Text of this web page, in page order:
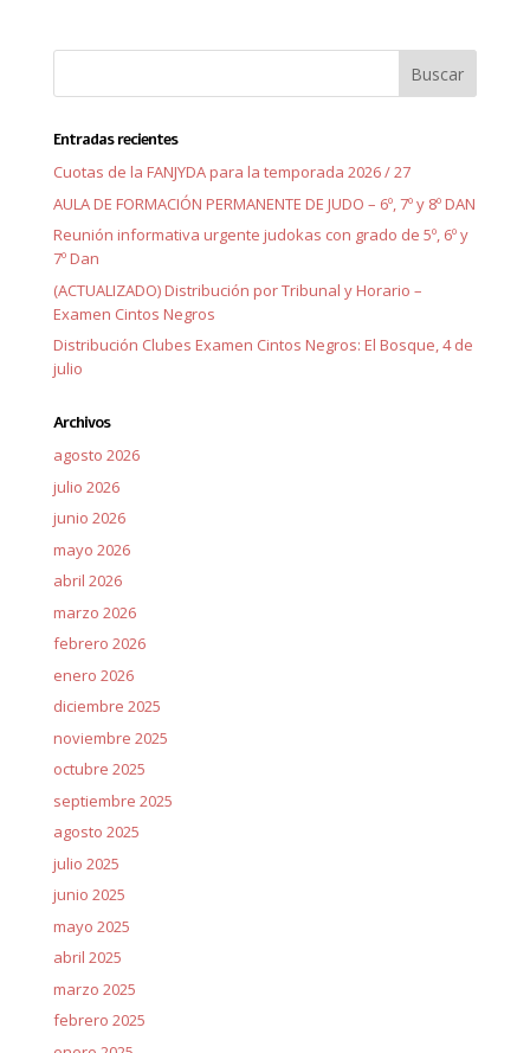
Entradas recientes
Cuotas de la FANJYDA para la temporada 2026 / 27
AULA DE FORMACIÓN PERMANENTE DE JUDO – 6º, 7º y 8º DAN
Reunión informativa urgente judokas con grado de 5º, 6º y
7º Dan
(ACTUALIZADO) Distribución por Tribunal y Horario –
Examen Cintos Negros
Distribución Clubes Examen Cintos Negros: El Bosque, 4 de
julio
Archivos
agosto 2026
julio 2026
junio 2026
mayo 2026
abril 2026
marzo 2026
febrero 2026
enero 2026
diciembre 2025
noviembre 2025
octubre 2025
septiembre 2025
agosto 2025
julio 2025
junio 2025
mayo 2025
abril 2025
marzo 2025
febrero 2025